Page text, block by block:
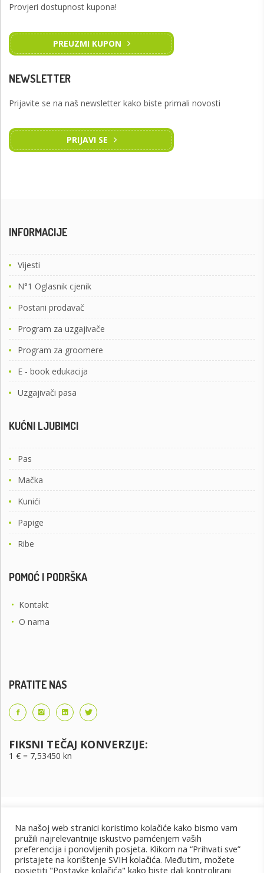
Provjeri dostupnost kupona!
PREUZMI KUPON
NEWSLETTER
Prijavite se na naš newsletter kako biste primali novosti
PRIJAVI SE
INFORMACIJE
Vijesti
N°1 Oglasnik cjenik
Postani prodavač
Program za uzgajivače
Program za groomere
E - book edukacija
Uzgajivači pasa
KUĆNI LJUBIMCI
Pas
Mačka
Kunići
Papige
Ribe
POMOĆ I PODRŠKA
• Kontakt
• O nama
PRATITE NAS
FIKSNI TEČAJ KONVERZIJE:
1 € = 7,53450 kn
Na našoj web stranici koristimo kolačiće kako bismo vam
pružili najrelevantnije iskustvo pamćenjem vaših
preferencija i ponovljenih posjeta. Klikom na “Prihvati sve”
pristajete na korištenje SVIH kolačića. Međutim, možete
posjetiti "Postavke kolačića" kako biste dali kontrolirani